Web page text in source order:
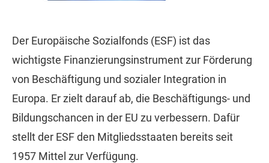
Der Europäische Sozialfonds (ESF) ist das
wichtigste Finanzierungsinstrument zur Förderung
von Beschäftigung und sozialer Integration in
Europa. Er zielt darauf ab, die Beschäftigungs- und
Bildungschancen in der EU zu verbessern. Dafür
stellt der ESF den Mitgliedsstaaten bereits seit
1957 Mittel zur Verfügung.